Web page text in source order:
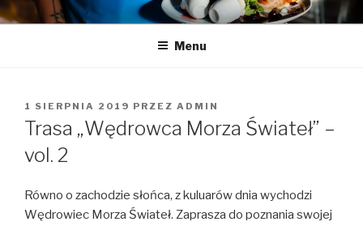
Przeskocz
do
LA LUCY
Zapraszamy na pyszną kawę i naleśniki
Menu
OPUBLIKOWANE
W
1 SIERPNIA 2019 PRZEZ ADMIN
Trasa „Wędrowca Morza Świateł” –
vol. 2
Równo o zachodzie słońca, z kuluarów dnia wychodzi
Wędrowiec Morza Świateł. Zaprasza do poznania swojej